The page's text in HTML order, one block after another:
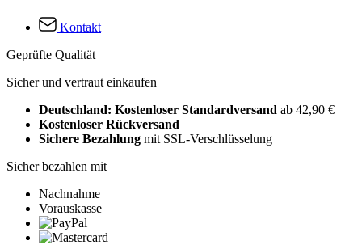
Kontakt
Geprüfte Qualität
Sicher und vertraut einkaufen
Deutschland: Kostenloser Standardversand ab 42,90 €
Kostenloser Rückversand
Sichere Bezahlung mit SSL-Verschlüsselung
Sicher bezahlen mit
Nachnahme
Vorauskasse